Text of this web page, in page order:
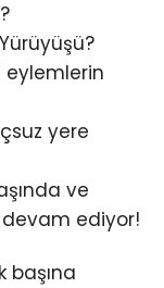
eylemlerin
yere
ve
ediyor!
başına